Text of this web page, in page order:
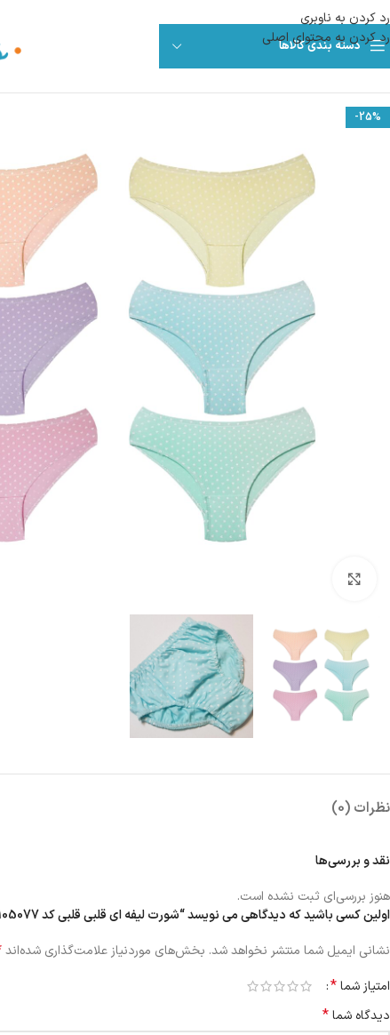
رد کردن به ناوبری
رد کردن به محتوای اصلی
دسته بندی کالاها
-25%
نظرات (0)
نقد و بررسی‌ها
هنوز بررسی‌ای ثبت نشده است.
اولین کسی باشید که دیدگاهی می نویسد “شورت لیفه ای قلبی قلبی کد 105077 بسته 6 عددی”
نشانی ایمیل شما منتشر نخواهد شد. بخش‌های موردنیاز علامت‌گذاری شده‌اند
امتیاز شما*
دیدگاه شما*